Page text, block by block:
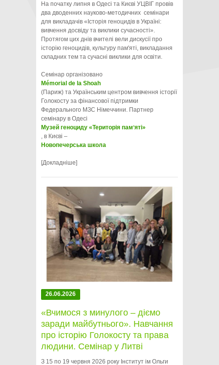
На початку липня в Одесі та Києві УЦВІГ провів
два дводенних науково-методичних семінари
для викладачів «Історія геноцидів в Україні:
вивчення досвіду та виклики сучасності».
Протягом цих днів вчителі вели дискусії про
історію геноцидів, культуру пам'яті, викладання
складних тем та сучасні виклики для освіти.
Семінар організовано
Mémorial de la Shoah
(Париж) та Українським центром вивчення історії
Голокосту за фінансової підтримки
Федерального МЗС Німеччини. Партнер
семінару в Одесі
Музей геноциду «Територія памʼяті»
, в Києві –
Новопечерська школа
[Докладніше]
26.06.2026
«Вчимося з минулого – діємо
заради майбутнього». Навчання
про історію Голокосту та права
людини. Семінар у Литві
З 15 по 19 червня 2026 року Інститут ім Ольги